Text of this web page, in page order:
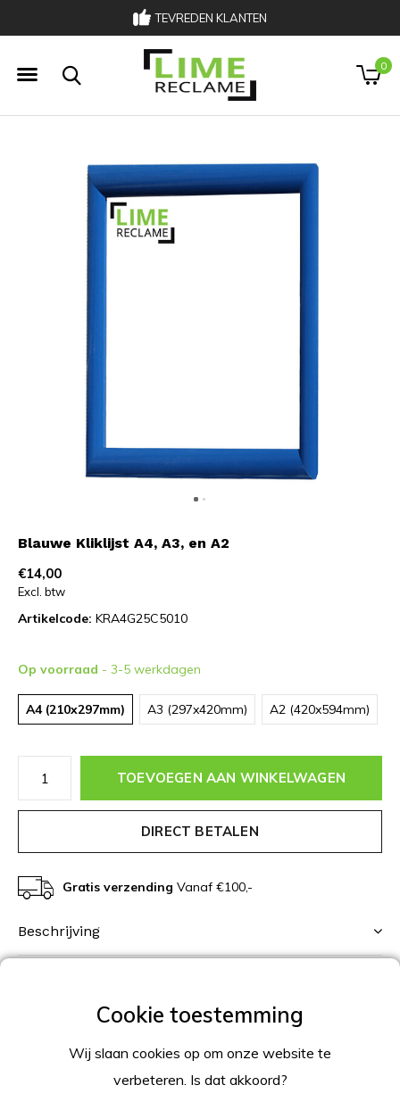
TEVREDEN KLANTEN
033 303 00 02
0
Blauwe Kliklijst A4, A3, en A2
€14,00
Excl. btw
Artikelcode: KRA4G25C5010
Op voorraad - 3-5 werkdagen
A4 (210x297mm) A3 (297x420mm) A2 (420x594mm)
TOEVOEGEN AAN WINKELWAGEN
DIRECT BETALEN
Gratis verzending Vanaf €100,-
Beschrijving
Kliklijst in de kleur blauw met een mooi elegante
afgewerkte rand, in verstek hoeken.
Wij slaan cookies op om onze website te
verbeteren. Is dat akkoord?